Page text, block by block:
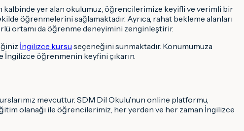
kalbinde yer alan okulumuz, öğrencilerimize keyifli ve verimli bir
öğrenmelerini sağlamaktadır. Ayrıca, rahat bekleme alanları
ortamı da öğrenme deneyimini zenginleştirir.
İngilizce kursu seçeneğini sunmaktadır. Konumumuza
İngilizce öğrenmenin keyfini çıkarın.
mevcuttur. SDM Dil Okulu’nun online platformu,
olanağı ile öğrencilerimiz, her yerden ve her zaman İngilizce